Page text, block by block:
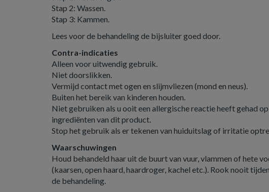
Stap 2: Wassen.
Stap 3: Kammen.
Lees voor de behandeling de bijsluiter goed door.
Contra-indicaties
Alleen voor uitwendig gebruik.
Niet doorslikken.
Vermijd contact met ogen en slijmvliezen (mond en neus).
Buiten het bereik van kinderen houden.
Niet gebruiken als u ooit een allergische reactie heeft gehad op
ingrediënten van dit product.
Stop het gebruik als er tekenen van huiduitslag of irritatie
Waarschuwingen
Houd behandeld haar uit de buurt van vuur, vlammen of hete
(kaarsen, open haard, haardroger, kachel etc.). Rook nooit
de behandeling.